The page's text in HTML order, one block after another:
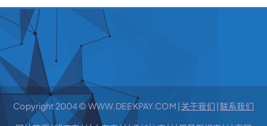
Copyright 2004 © WWW.DEEKPAY.COM | 关于我们 |联系我们